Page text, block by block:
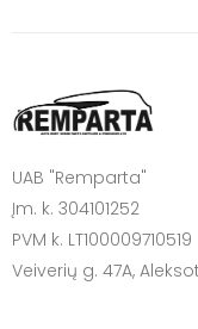
UAB "Remparta"
Įm. k. 304101252
PVM k. LT100009710519
Veiverių g. 47A,